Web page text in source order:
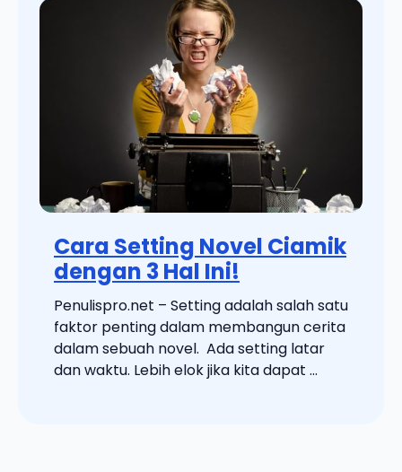
Cara Setting Novel Ciamik
dengan 3 Hal Ini!
Penulispro.net – Setting adalah salah satu
faktor penting dalam membangun cerita
dalam sebuah novel. Ada setting latar
dan waktu. Lebih elok jika kita dapat ...